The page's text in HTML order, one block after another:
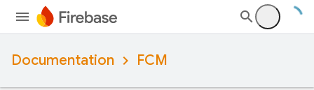
Documentation FCM